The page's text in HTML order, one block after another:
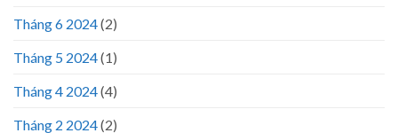
Tháng 6 2024(2)
Tháng 5 2024(1)
Tháng 4 2024(4)
Tháng 2 2024(2)